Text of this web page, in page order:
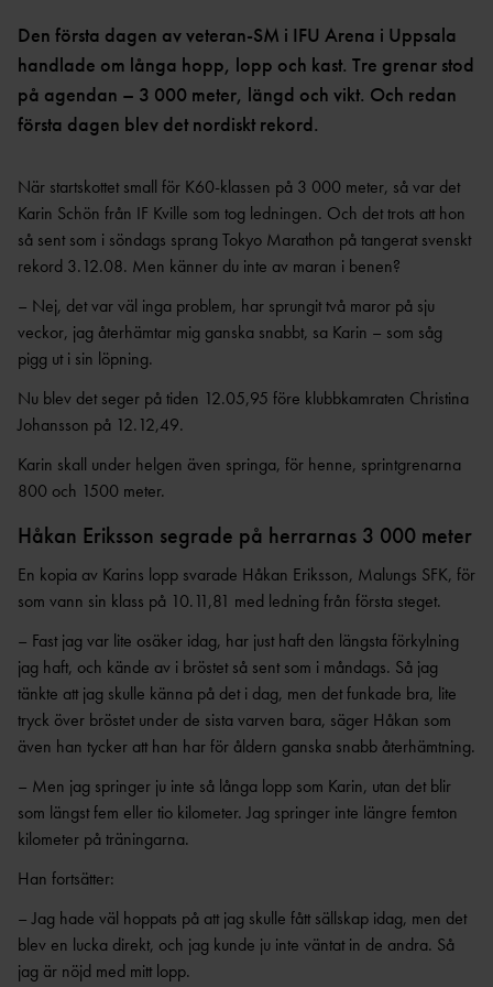
NYHETER SAMARBETEN &
SUPPORTRAR
NYHETER FRÅN
RF
PARAFRIIDRO
TT
2026
ANTIDOPING
UTBILDNING
AR
MEDICINSK
DISPENS
VISTELSERAPPORTERI
NG
ANTIDOPINGPL
AN
TRYGGHET
INKLUDERANDE
FRIIDROTT
TRYGG
FRIIDROTT
SÄKER
FRIIDROTT
FRISK
FRIIDROTT
FRIIDROTTENS SPELREGLER -
UPPFÖRANDEKOD
GRENPROGRAM &
POÄNGTABELLER
TÄVLINGSTILLSTÅND &
INTYG
BANMÄTNIN
G
TÄVLINGAR FÖR
TÄVLINGAR FÖR
UNGDOM
SVENSKA MÄSTERSKAP
SM-TÄVLINGAR OCH
GRENPROGRAM
SM-
ANSÖK/ARRANGERA
MÄSTERSKAP
SÄKERHETSBESIKTNING LÅNGA
KAST
BÄSTA SM-
FÖRENING
LAG-
SM
SVENSKA
FRIIDROTTSCUPEN
LAG-
INTERNATIONELLA
MÄSTERSKAP
DIAMOND
LEAGUE
UTMÄRKELSER OCH
SVENSKA
VÄRLDSREKORD
SVENSKA
VÄRLDSÅRSBÄSTAN
NCAA – AMERIKANSKA
UNIVERSITETSMÄSTERSKAPEN
GP-
FINALEN
ATEA
FRIIDROTTSGALAN
PRENUMERATIONER
FÖRENINGSPRENUMERATI
ON
PRIVATPRENUMERATI
ON
RESULTATRAPPORTERI
NG
AREN
A
P
Den första dagen av veteran-SM i IFU Arena i Uppsala
handlade om långa hopp, lopp och kast. Tre grenar stod
på agendan – 3 000 meter, längd och vikt. Och redan
första dagen blev det nordiskt rekord.
När startskottet small för K60-klassen på 3 000 meter, så var det
Karin Schön från IF Kville som tog ledningen. Och det trots att hon
så sent som i söndags sprang Tokyo Marathon på tangerat svenskt
rekord 3.12.08. Men känner du inte av maran i benen?
– Nej, det var väl inga problem, har sprungit två maror på sju
veckor, jag återhämtar mig ganska snabbt, sa Karin – som såg
pigg ut i sin löpning.
Nu blev det seger på tiden 12.05,95 före klubbkamraten Christina
Johansson på 12.12,49.
Karin skall under helgen även springa, för henne, sprintgrenarna
800 och 1500 meter.
Håkan Eriksson segrade på herrarnas 3 000 meter
En kopia av Karins lopp svarade Håkan Eriksson, Malungs SFK, för
som vann sin klass på 10.11,81 med ledning från första steget.
– Fast jag var lite osäker idag, har just haft den längsta förkylning
jag haft, och kände av i bröstet så sent som i måndags. Så jag
tänkte att jag skulle känna på det i dag, men det funkade bra, lite
tryck över bröstet under de sista varven bara, säger Håkan som
även han tycker att han har för åldern ganska snabb återhämtning.
– Men jag springer ju inte så långa lopp som Karin, utan det blir
som längst fem eller tio kilometer. Jag springer inte längre femton
kilometer på träningarna.
Han fortsätter:
– Jag hade väl hoppats på att jag skulle fått sällskap idag, men det
blev en lucka direkt, och jag kunde ju inte väntat in de andra. Så
jag är nöjd med mitt lopp.